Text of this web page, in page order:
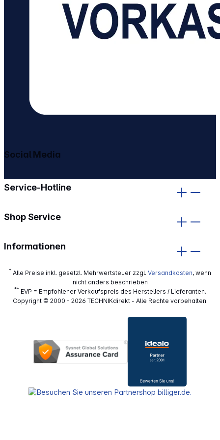
Service-Hotline
Shop Service
Informationen
Social Media
* Alle Preise inkl. gesetzl. Mehrwertsteuer zzgl. Versandkosten, wenn
nicht anders beschrieben
**EVP = Empfohlener Verkaufspreis des Herstellers / Lieferanten.
Copyright © 2000 - 2026 TECHNIKdirekt - Alle Rechte vorbehalten.